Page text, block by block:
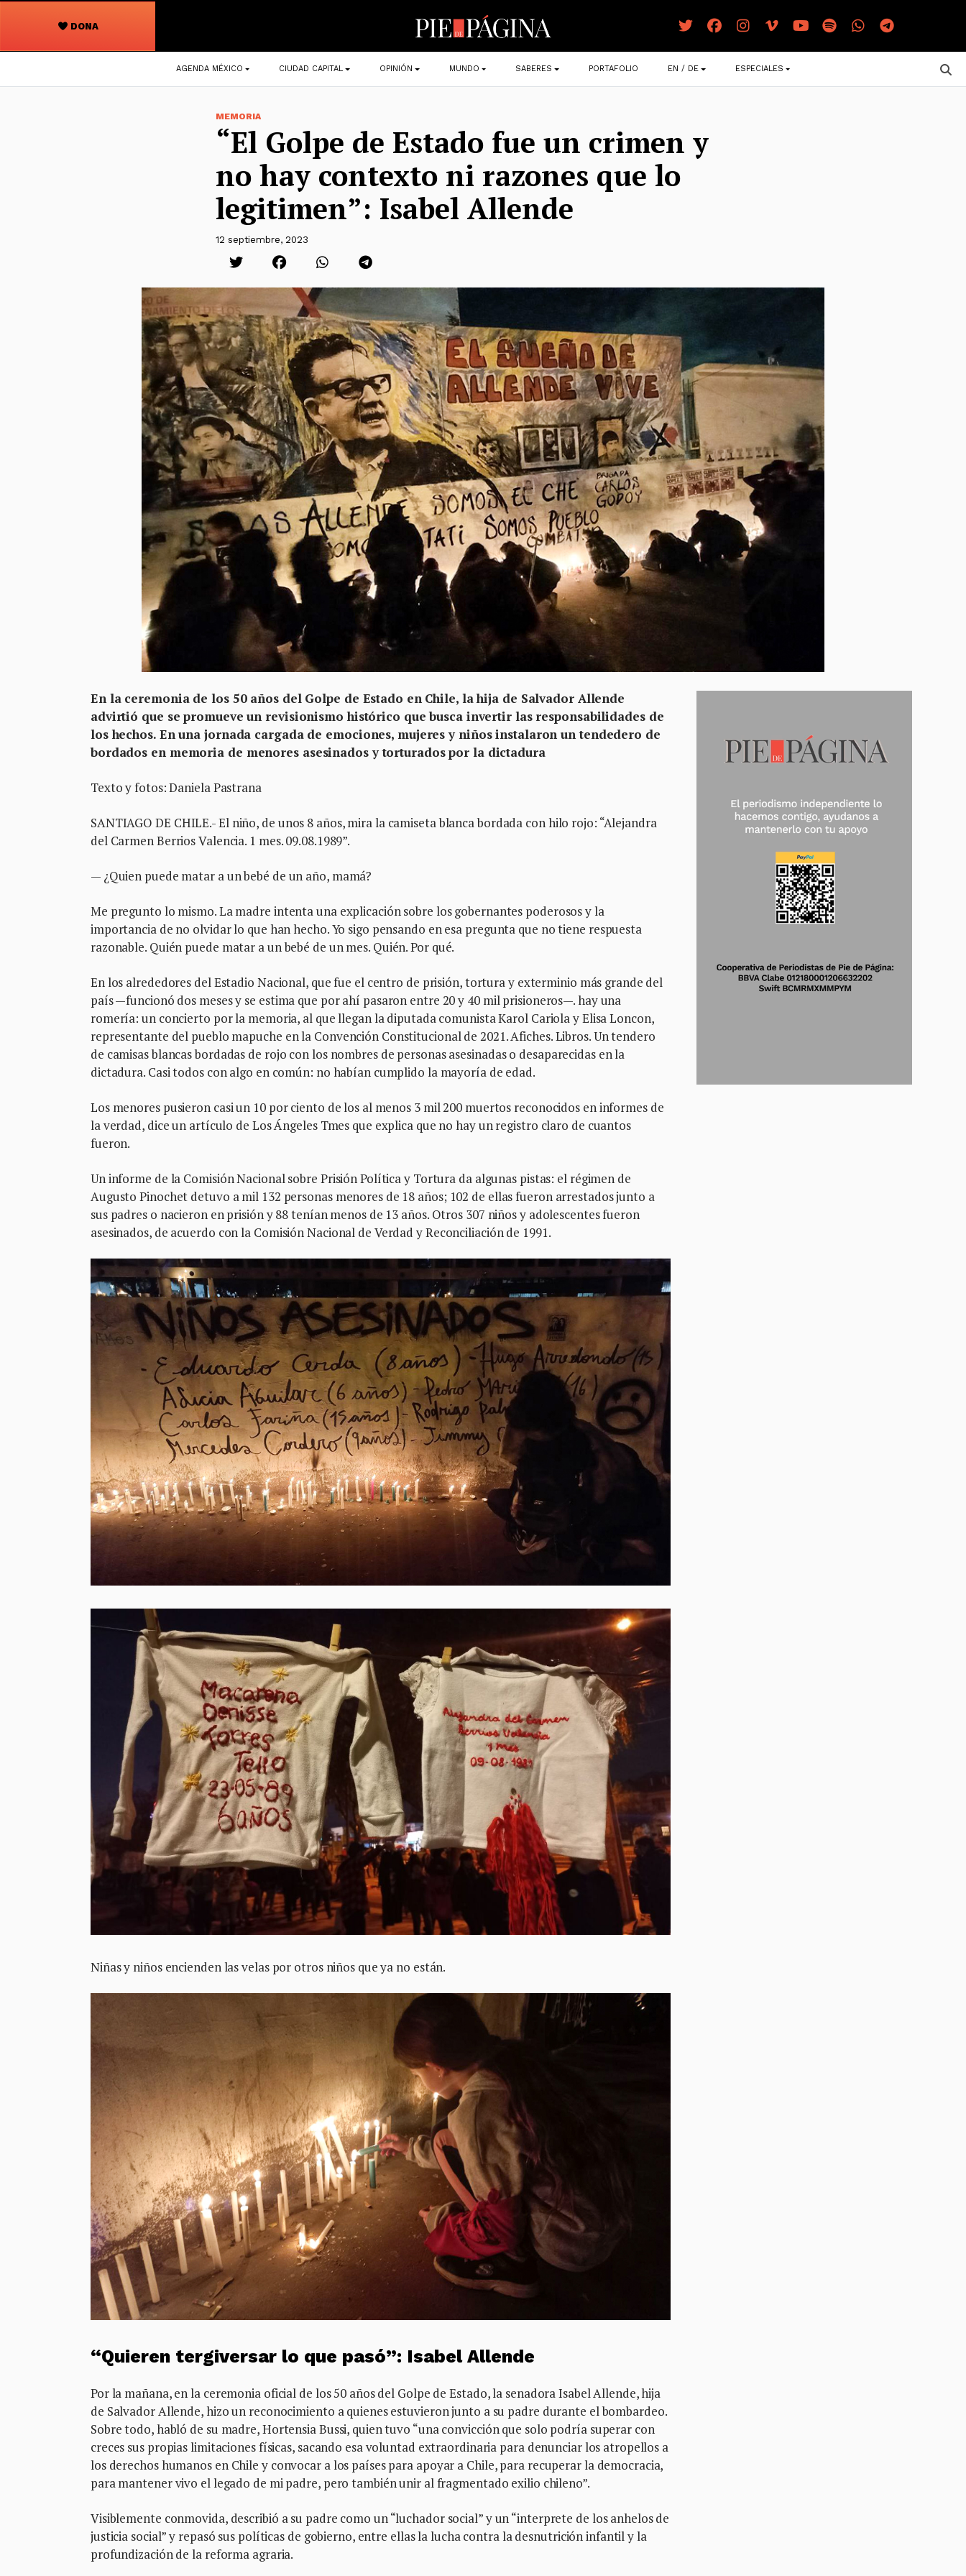
DONA
Navegación
principal
AGENDA MÉXICO CIUDAD CAPITAL OPINIÓN MUNDO SABERES PORTAFOLIO EN / DE ESPECIALES
MEMORIA
“El Golpe de Estado fue un crimen y
no hay contexto ni razones que lo
legitimen”: Isabel Allende
12 septiembre, 2023
En la ceremonia de los 50 años del Golpe de Estado en Chile, la hija de Salvador Allende
advirtió que se promueve un revisionismo histórico que busca invertir las responsabilidades de
los hechos. En una jornada cargada de emociones, mujeres y niños instalaron un tendedero de
bordados en memoria de menores asesinados y torturados por la dictadura
Texto y fotos: Daniela Pastrana
SANTIAGO DE CHILE.- El niño, de unos 8 años, mira la camiseta blanca bordada con hilo rojo: “Alejandra
del Carmen Berrios Valencia. 1 mes. 09.08.1989”.
— ¿Quien puede matar a un bebé de un año, mamá?
Me pregunto lo mismo. La madre intenta una explicación sobre los gobernantes poderosos y la
importancia de no olvidar lo que han hecho. Yo sigo pensando en esa pregunta que no tiene respuesta
razonable. Quién puede matar a un bebé de un mes. Quién. Por qué.
En los alrededores del Estadio Nacional, que fue el centro de prisión, tortura y exterminio más grande del
país —funcionó dos meses y se estima que por ahí pasaron entre 20 y 40 mil prisioneros—. hay una
romería: un concierto por la memoria, al que llegan la diputada comunista Karol Cariola y Elisa Loncon,
representante del pueblo mapuche en la Convención Constitucional de 2021. Afiches. Libros. Un tendero
de camisas blancas bordadas de rojo con los nombres de personas asesinadas o desaparecidas en la
dictadura. Casi todos con algo en común: no habían cumplido la mayoría de edad.
Los menores pusieron casi un 10 por ciento de los al menos 3 mil 200 muertos reconocidos en informes de
la verdad, dice un artículo de Los Ángeles Tmes que explica que no hay un registro claro de cuantos
fueron.
Un informe de la Comisión Nacional sobre Prisión Política y Tortura da algunas pistas: el régimen de
Augusto Pinochet detuvo a mil 132 personas menores de 18 años; 102 de ellas fueron arrestados junto a
sus padres o nacieron en prisión y 88 tenían menos de 13 años. Otros 307 niños y adolescentes fueron
asesinados, de acuerdo con la Comisión Nacional de Verdad y Reconciliación de 1991.
Niñas y niños encienden las velas por otros niños que ya no están.
“Quieren tergiversar lo que pasó”: Isabel Allende
Por la mañana, en la ceremonia oficial de los 50 años del Golpe de Estado, la senadora Isabel Allende, hija
de Salvador Allende, hizo un reconocimiento a quienes estuvieron junto a su padre durante el bombardeo.
Sobre todo, habló de su madre, Hortensia Bussi, quien tuvo “una convicción que solo podría superar con
creces sus propias limitaciones físicas, sacando esa voluntad extraordinaria para denunciar los atropellos a
los derechos humanos en Chile y convocar a los países para apoyar a Chile, para recuperar la democracia,
para mantener vivo el legado de mi padre, pero también unir al fragmentado exilio chileno”.
Visiblemente conmovida, describió a su padre como un “luchador social” y un “interprete de los anhelos de
justicia social” y repasó sus políticas de gobierno, entre ellas la lucha contra la desnutrición infantil y la
profundización de la reforma agraria.